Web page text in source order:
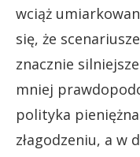
wciąż
się, że
znacznie
mniej
polityka
złagodzeniu, a w